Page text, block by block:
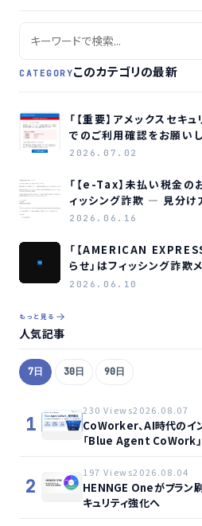
CATEGORYこのカテゴリの最新
「【重要】アメックスセキ
でのご利用確認をお願い
メールです
2026.07.02
「【e-Tax】未払い税金の
ィッシング詐欺 ― 見分け
2026.06.16
「【AMERICAN
らせ」はフィッシング詐
スプレスを装う偽メールの
2026.06.10
もっと見る
人気記事
7日 30日 90日
1
230 Views2026.08.07
CoWorker、AI時代のイ
「Blue Agent CoWork
2
197 Views2026.08.04
HENNGE Oneがプラン
キュリティ強化へ